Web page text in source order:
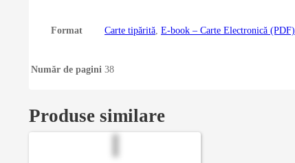
Format Carte tipărită, E-book – Carte Electronică (PDF)
Număr de pagini 38
Produse similare